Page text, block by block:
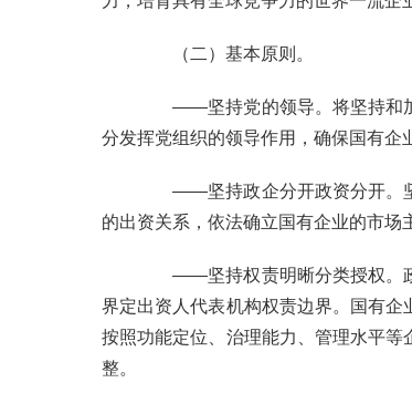
（二）基本原则。
——坚持党的领导。将坚持和
分发挥党组织的领导作用，确保国有企
——坚持政企分开政资分开。
的出资关系，依法确立国有企业的市场
——坚持权责明晰分类授权。
界定出资人代表机构权责边界。国有企
按照功能定位、治理能力、管理水平
整。